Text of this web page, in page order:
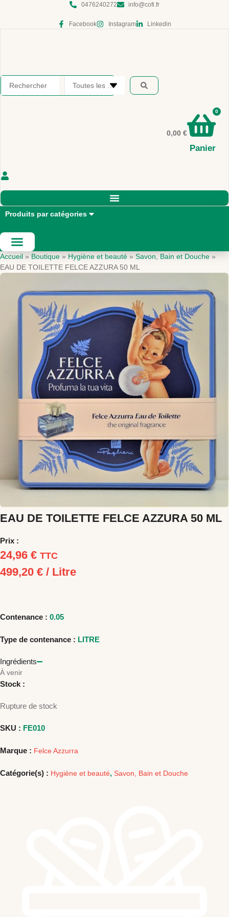
0476240272 info@cofi.fr
Facebook Instagram Linkedin
Search
0,00 €
0
Panier
Produits par catégories
Accueil » Boutique » Hygiène et beauté » Savon, Bain et Douche »
EAU DE TOILETTE FELCE AZZURA 50 ML
EAU DE TOILETTE FELCE AZZURA 50 ML
Prix :
24,96 € TTC
499,20 € / Litre
Contenance : 0.05
Type de contenance : LITRE
Ingrédients
À venir
Stock :
Rupture de stock
SKU : FE010
Marque : Felce Azzurra
Catégorie(s) : Hygiène et beauté, Savon, Bain et Douche